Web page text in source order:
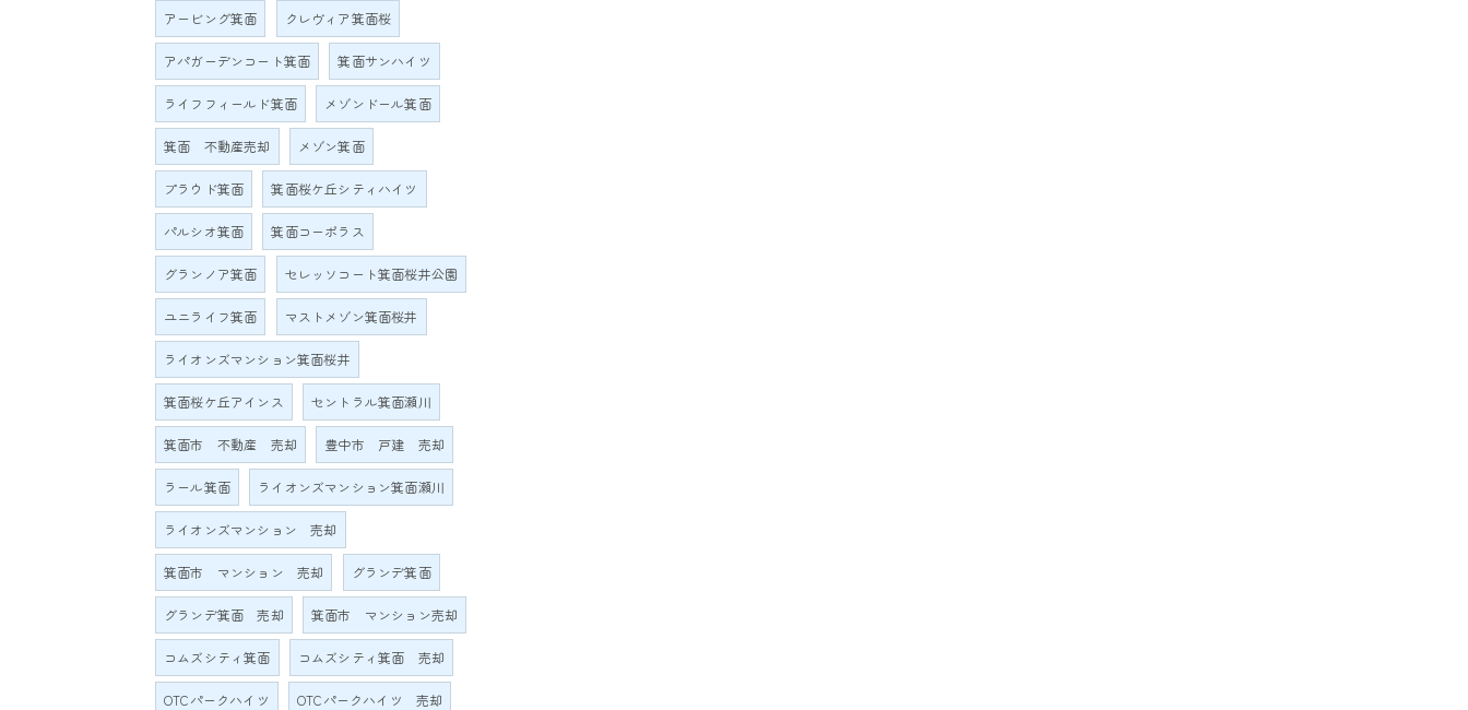
アービング箕面 クレヴィア箕面桜
アパガーデンコート箕面 箕面サンハイツ
ライフフィールド箕面 メゾンドール箕面
箕面 不動産売却 メゾン箕面
プラウド箕面 箕面桜ケ丘シティハイツ
パルシオ箕面 箕面コーポラス
グランノア箕面 セレッソコート箕面桜井公園
ユニライフ箕面 マストメゾン箕面桜井
ライオンズマンション箕面桜井
箕面桜ケ丘アインス セントラル箕面瀬川
箕面市 不動産 売却 豊中市 戸建 売却
ラール箕面 ライオンズマンション箕面瀬川
ライオンズマンション 売却
箕面市 マンション 売却 グランデ箕面
グランデ箕面 売却 箕面市 マンション売却
コムズシティ箕面 コムズシティ箕面 売却
OTCパークハイツ OTCパークハイツ 売却